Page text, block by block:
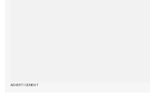
ADVERTISEMENT